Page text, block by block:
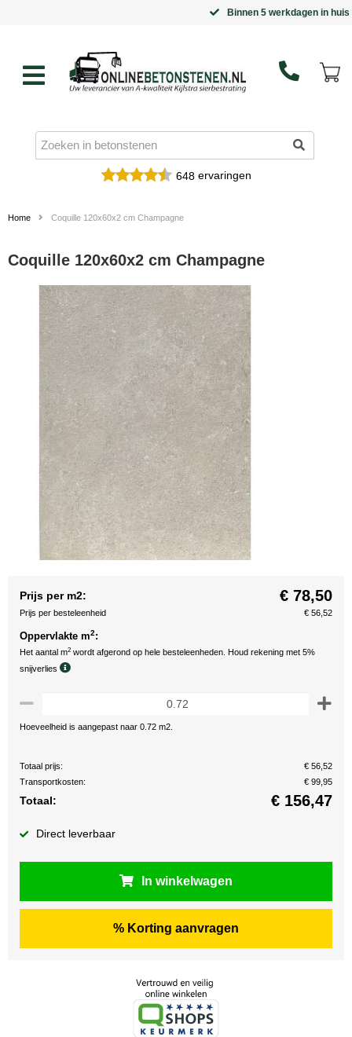
Binnen 5 werkdagen in huis
648ervaringen
Home Coquille 120x60x2 cm Champagne
Coquille 120x60x2 cm Champagne
Prijs per m2: € 78,50
Prijs per besteleenheid € 56,52
Oppervlakte m2:
Het aantal m2 wordt afgerond op hele besteleenheden. Houd rekening met 5%
snijverlies
Hoeveelheid is aangepast naar 0.72 m2.
Totaal prijs:
€ 56,52
Transportkosten:
€ 99,95
Totaal: € 156,47
Direct leverbaar
In winkelwagen
% Korting aanvragen